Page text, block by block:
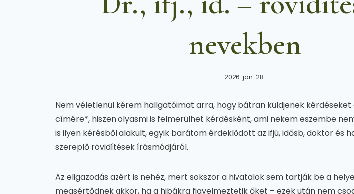
nevekben
2026. jan .28.
Nem véletlenül kérem hallgatóimat arra, hogy bátran küldjenek
címére*, hiszen olyasmi is felmerülhet kérdésként, ami nekem eszembe
is ilyen kérésből alakult, egyik barátom érdeklődött az ifjú, idősb, doktor és
szereplő rövidítések írásmódjáról.
Az eligazodás azért is nehéz, mert sokszor a hivatalok sem tartják be a
megsértődnek akkor, ha a hibákra figyelmeztetik őket – ezek után nem